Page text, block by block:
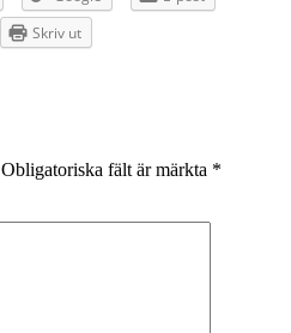
Skriv ut
Obligatoriska fält är märkta *